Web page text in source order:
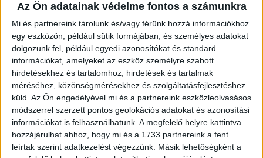
Az Ön adatainak védelme fontos a számunkra
Mi és partnereink tárolunk és/vagy férünk hozzá információkhoz
egy eszközön, például sütik formájában, és személyes adatokat
dolgozunk fel, például egyedi azonosítókat és standard
információkat, amelyeket az eszköz személyre szabott
hirdetésekhez és tartalomhoz, hirdetések és tartalmak
méréséhez, közönségmérésekhez és szolgáltatásfejlesztéshez
küld. Az Ön engedélyével mi és a partnereink eszközleolvasásos
módszerrel szerzett pontos geolokációs adatokat és azonosítási
információkat is felhasználhatunk. A megfelelő helyre kattintva
hozzájárulhat ahhoz, hogy mi és a 1733 partnereink a fent
leírtak szerint adatkezelést végezzünk. Másik lehetőségként a
Amikor megpróbálta, a kemény retorika és intézkedések
visszatetszést szültek mind a társadalmi szervezetek
(pl. egyházak), mind a szavazók körében (az AfD-
retorikára hajazó „menekültturizmus” kifejezésért pl. a
párt vezetői később bocsánatot kértek, és törölték
szótárukból). Nemcsak a Zöldek, de még a Szabad
Választók iskritizáltáka CSU keménykedését, és azzal
szemben fogalmaztak meg javaslatokat, hogy „felfogják”
a lemorzsolódó CSU-szavazókat (pl. integrációs